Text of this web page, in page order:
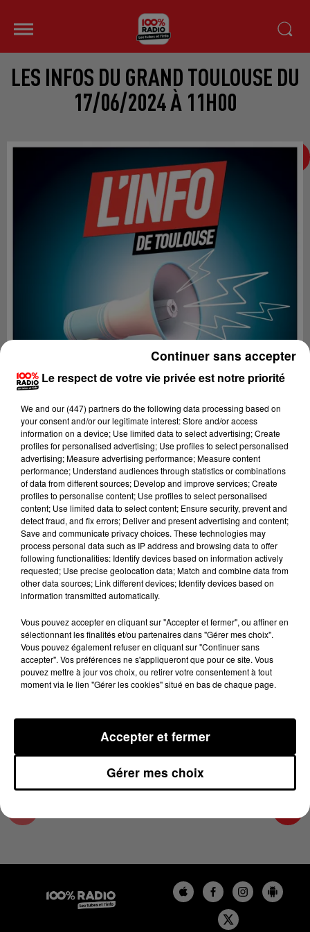
LES INFOS DU GRAND TOULOUSE DU
17/06/2024 À 11H00
Lecture (2 min 22 sec)
100%
100% Radio les infos du grand Toulouse
17 juin 2024 - 2 min 22 sec
LES INFOS DU GRAND TOULOUSE DU
17/06/2024 À 11H00
Podcasts infos du grand Toulouse
Le respect de votre vie privée est notre priorité
We and our (447) partnersdo the following data processing based on
your consent and/or our legitimate interest: Store and/or access
information on a device; Use limited data to select advertising; Create
profiles for personalised advertising; Use profiles to select personalised
advertising; Measure advertising performance; Measure content
performance; Understand audiences through statistics or combinations
of data from different sources; Develop and improve services; Create
profiles to personalise content; Use profiles to select personalised
content; Use limited data to select content; Ensure security, prevent and
detect fraud, and fix errors; Deliver and present advertising and content;
Save and communicate privacy choices. These technologies may
process personal data such as IP address and browsing data to offer
following functionalities: Identify devices based on information actively
requested; Use precise geolocation data; Match and combine data from
other data sources; Link different devices; Identify devices based on
information transmitted automatically.
Vous pouvez accepter en cliquant sur "Accepter et fermer", ou affiner en
sélectionnant les finalités et/ou partenaires dans "Gérer mes choix".
Vous pouvez également refuser en cliquant sur "Continuer sans
accepter". Vos préférences ne s'appliqueront que pour ce site. Vous
pouvez mettre à jour vos choix, ou retirer votre consentement à tout
moment via le lien "Gérer les cookies" situé en bas de chaque page.
Gérer mes choix
Accepter et fermer
Continuer sans accepter